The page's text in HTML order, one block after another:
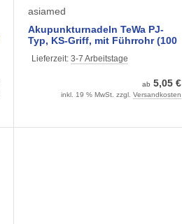
asiamed
Akupunkturnadeln TeWa PJ-
Typ, KS-Griff, mit Führrohr (100
Lieferzeit: 3-7 Arbeitstage
ab 5,05 €
inkl. 19 % MwSt. zzgl.Versandkosten